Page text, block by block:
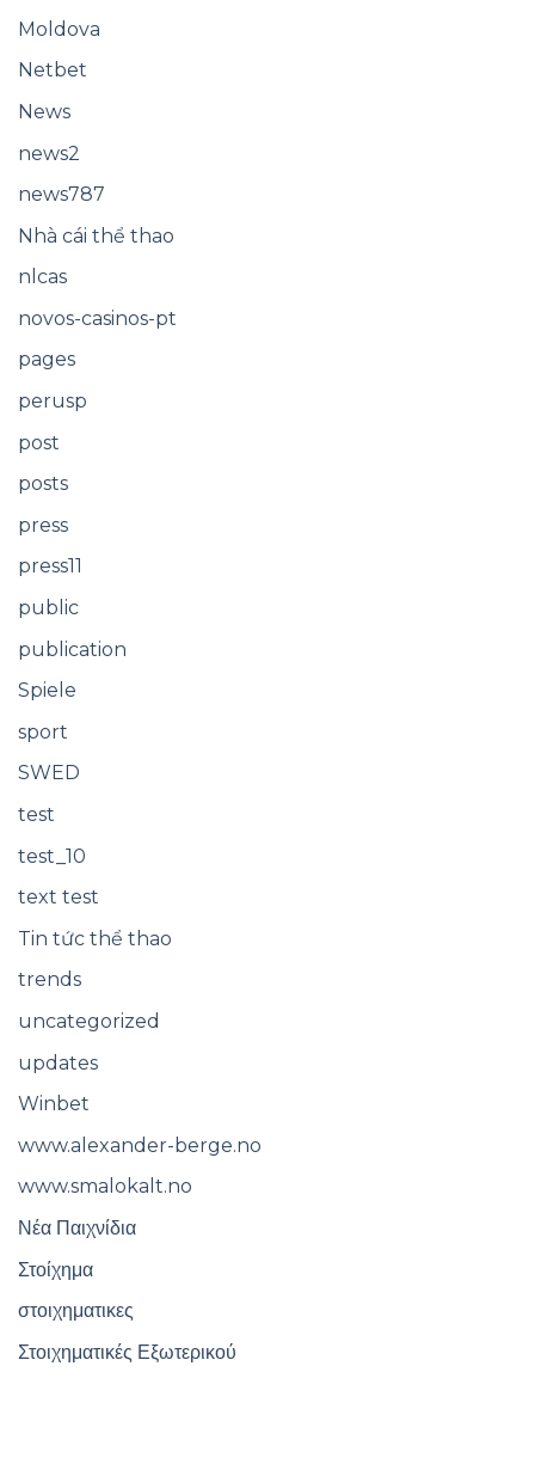
Moldova
Netbet
News
news2
news787
Nhà cái thể thao
nlcas
novos-casinos-pt
pages
perusp
post
posts
press
press11
public
publication
Spiele
sport
SWED
test
test_10
text test
Tin tức thể thao
trends
uncategorized
updates
Winbet
www.alexander-berge.no
www.smalokalt.no
Νέα Παιχνίδια
Στοίχημα
στοιχηματικες
Στοιχηματικές Εξωτερικού